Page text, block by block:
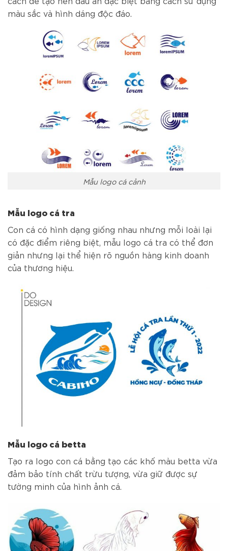
màu sắc và hình dáng độc đáo.
Mẫu logo cá cảnh
Mẫu logo cá tra
Con cá có hình dạng giống nhau nhưng mỗi loài lại
có đặc điểm riêng biệt, mẫu logo cá tra có thể đơn
giản nhưng lại thể hiện rõ nguồn hàng kinh doanh
của thương hiệu.
Mẫu logo cá betta
Tạo ra logo con cá bằng tạo các khố màu betta vừa
đảm bảo tính chất trừu tượng, vừa giữ được sự
tường minh của hình ảnh cá.